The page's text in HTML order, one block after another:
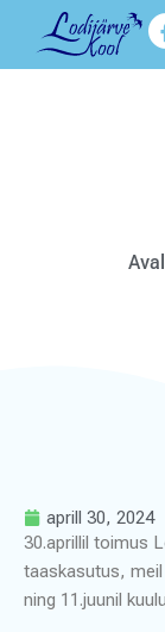
aprill 30, 2024
30.aprillil toimus
taaskasutus,
ning 11.juunil